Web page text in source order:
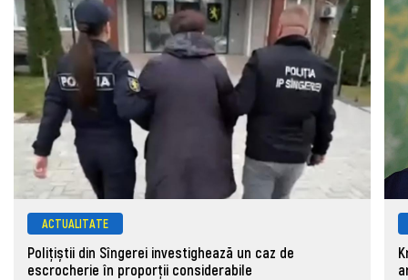
ACTUALITATE
Polițiștii din Sîngerei investighează un caz de
escrocherie în proporții considerabile